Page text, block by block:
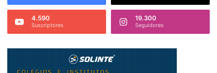
4.590
Suscriptores
19.300
Seguidores